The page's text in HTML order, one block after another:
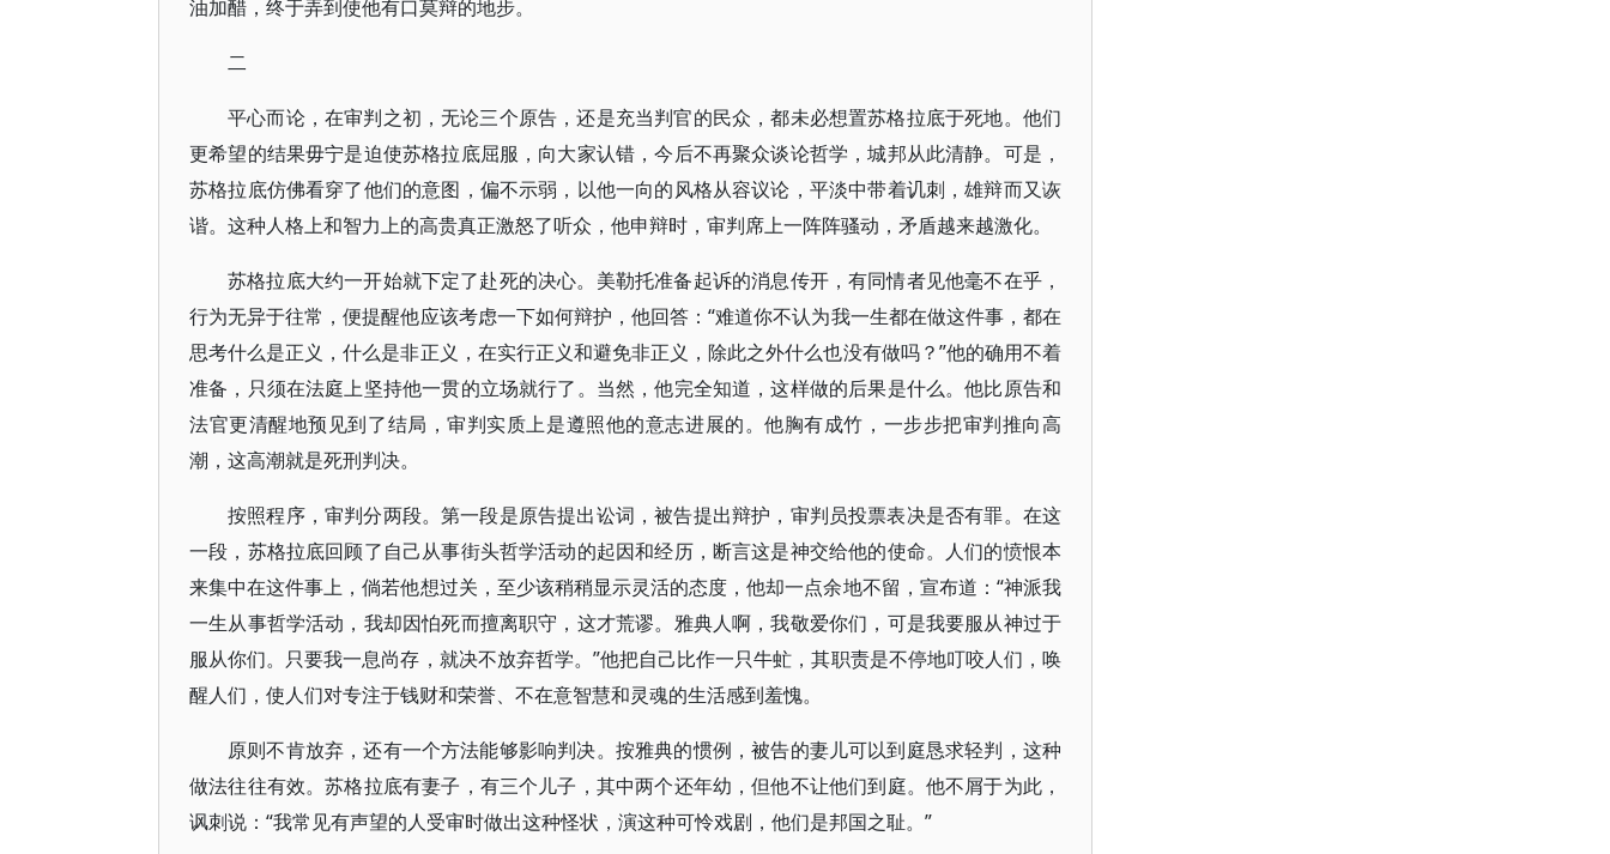
油加醋，终于弄到使他有口莫辩的地步。
二
平心而论，在审判之初，无论三个原告，还是充当判官的民众，都未必想置苏格拉底于死地。他们
更希望的结果毋宁是迫使苏格拉底屈服，向大家认错，今后不再聚众谈论哲学，城邦从此清静。可是，
苏格拉底仿佛看穿了他们的意图，偏不示弱，以他一向的风格从容议论，平淡中带着讥刺，雄辩而又诙
谐。这种人格上和智力上的高贵真正激怒了听众，他申辩时，审判席上一阵阵骚动，矛盾越来越激化。
苏格拉底大约一开始就下定了赴死的决心。美勒托准备起诉的消息传开，有同情者见他毫不在乎，
行为无异于往常，便提醒他应该考虑一下如何辩护，他回答：“难道你不认为我一生都在做这件事，都在
思考什么是正义，什么是非正义，在实行正义和避免非正义，除此之外什么也没有做吗？”他的确用不着
准备，只须在法庭上坚持他一贯的立场就行了。当然，他完全知道，这样做的后果是什么。他比原告和
法官更清醒地预见到了结局，审判实质上是遵照他的意志进展的。他胸有成竹，一步步把审判推向高
潮，这高潮就是死刑判决。
按照程序，审判分两段。第一段是原告提出讼词，被告提出辩护，审判员投票表决是否有罪。在这
一段，苏格拉底回顾了自己从事街头哲学活动的起因和经历，断言这是神交给他的使命。人们的愤恨本
来集中在这件事上，倘若他想过关，至少该稍稍显示灵活的态度，他却一点余地不留，宣布道：“神派我
一生从事哲学活动，我却因怕死而擅离职守，这才荒谬。雅典人啊，我敬爱你们，可是我要服从神过于
服从你们。只要我一息尚存，就决不放弃哲学。”他把自己比作一只牛虻，其职责是不停地叮咬人们，唤
醒人们，使人们对专注于钱财和荣誉、不在意智慧和灵魂的生活感到羞愧。
原则不肯放弃，还有一个方法能够影响判决。按雅典的惯例，被告的妻儿可以到庭恳求轻判，这种
做法往往有效。苏格拉底有妻子，有三个儿子，其中两个还年幼，但他不让他们到庭。他不屑于为此，
讽刺说：“我常见有声望的人受审时做出这种怪状，演这种可怜戏剧，他们是邦国之耻。”